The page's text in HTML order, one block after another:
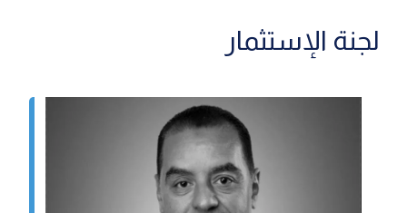
لجنة الإستثمار